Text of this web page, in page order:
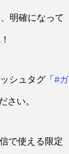
明確になって
シュタグ「 #ガ
さい。
で使える限定